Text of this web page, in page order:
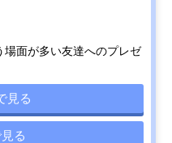
場面が多い友達へのプレゼ
見る
る